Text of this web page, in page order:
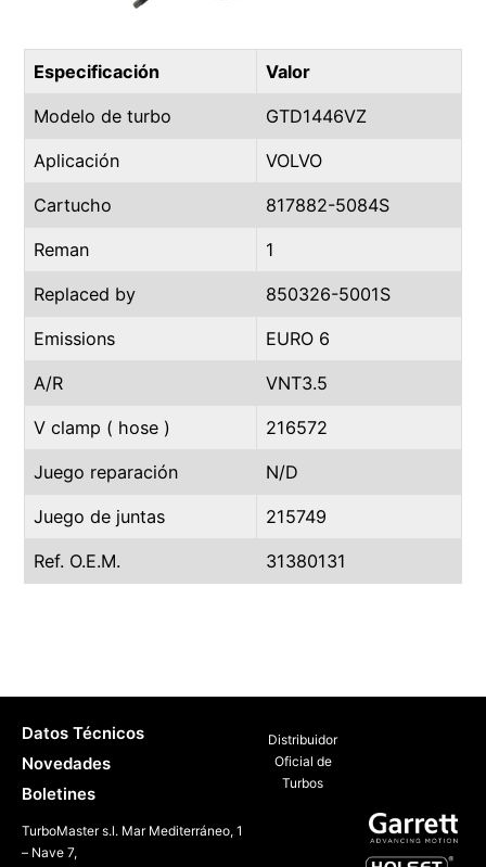
Especificación Valor
Modelo de turbo GTD1446VZ
Aplicación VOLVO
Cartucho 817882-5084S
Reman 1
Replaced by 850326-5001S
Emissions EURO 6
A/R VNT3.5
V clamp ( hose ) 216572
Juego reparación N/D
Juego de juntas 215749
Ref. O.E.M. 31380131
Distribuidor
Oficial de
Turbos
Datos Técnicos
Novedades
Boletines
TurboMaster s.l. Mar Mediterráneo, 1
– Nave 7,